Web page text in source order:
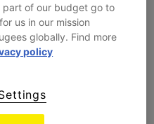
enseigne à l'université du
part of our budget go to
us in our mission
globally. Find more
policy